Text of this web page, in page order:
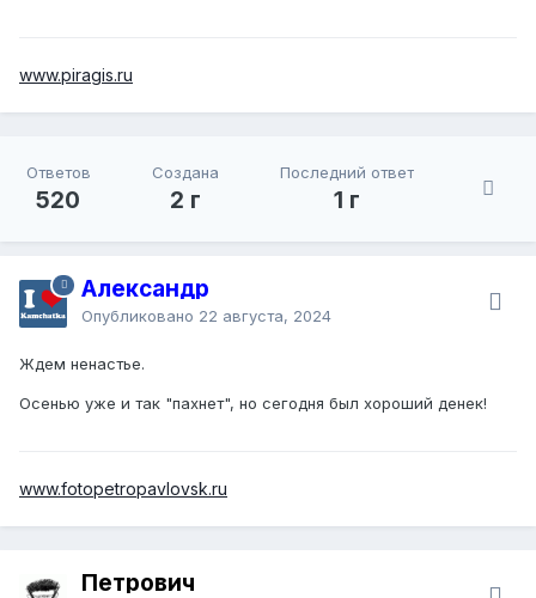
www.piragis.ru
Ответов
520
Создана
2 г
Последний ответ
1 г
Александр
Опубликовано 22 августа, 2024
Ждем ненастье.
Осенью уже и так "пахнет", но сегодня был хороший денек!
www.fotopetropavlovsk.ru
Петрович